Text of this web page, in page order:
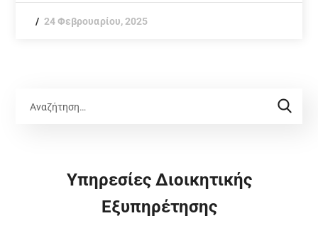
24 Φεβρουαρίου, 2025
Υπηρεσίες Διοικητικής
Εξυπηρέτησης